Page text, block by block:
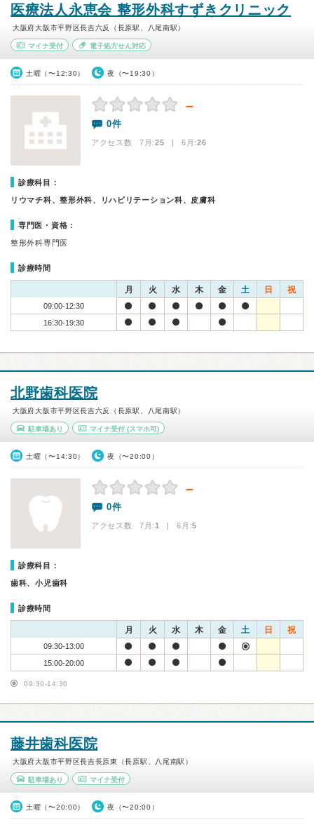
医療法人永恵会 整形外科すずきクリニック
大阪府大阪市平野区長吉六反（長原駅、八尾南駅）
マイナ受付 電子処方せん対応
土曜（〜12:30） 夜（〜19:30）
－
0件
アクセス数 7月:25 | 6月:26
診療科目：
リウマチ科、整形外科、リハビリテーション科、皮膚科
専門医・資格：
整形外科専門医
診療時間
月 火 水 木 金 土 日 祝
09:00-12:30
16:30-19:30
北野歯科医院
大阪府大阪市平野区長吉六反（長原駅、八尾南駅）
駐車場あり マイナ受付(スマホ可)
土曜（〜14:30） 夜（〜20:00）
－
0件
アクセス数 7月:1 | 6月:5
診療科目：
歯科、小児歯科
診療時間
月 火 水 木 金 土 日 祝
09:30-13:00
15:00-20:00
09:30-14:30
藤井歯科医院
大阪府大阪市平野区長吉長原東（長原駅、八尾南駅）
駐車場あり マイナ受付
土曜（〜20:00） 夜（〜20:00）